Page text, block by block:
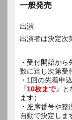
一般発売
出演
出演者は決定次
・受付開始か
数に達し次第受
・1回の先着申
『10枚まで』と
ます）
・座席番号や
自動で決定しま